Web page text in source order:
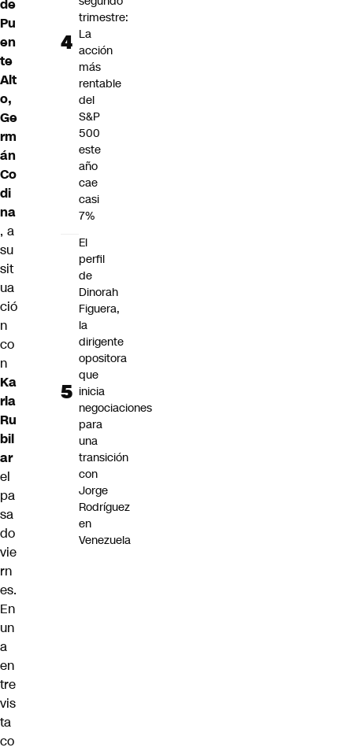
de
Pu
en
te
Alt
o,
Ge
rm
án
Co
di
na
, a
su
sit
ua
ció
n
co
n
Ka
rla
Ru
bil
ar
el
pa
sa
do
vie
rn
es.
En
un
a
en
tre
vis
ta
co
trimestre:
La
acción
más
rentable
del
S&P
500
este
año
cae
casi
7%
El
perfil
de
Dinorah
Figuera,
la
dirigente
opositora
que
inicia
negociaciones
para
una
transición
con
Jorge
Rodríguez
en
Venezuela